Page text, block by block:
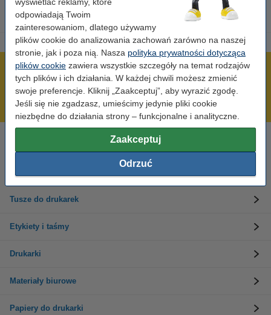
odpowiadają Twoim
zainteresowaniom, dlatego używamy
plików cookie do analizowania zachowań zarówno na naszej
stronie, jak i poza nią. Nasza polityka prywatności dotycząca
plików cookie zawiera wszystkie szczegóły na temat rodzajów
tych plików i ich działania. W każdej chwili możesz zmienić
swoje preferencje. Kliknij „Zaakceptuj”, aby wyrazić zgodę.
Jeśli się nie zgadzasz, umieścimy jedynie pliki cookie
niezbędne do działania strony – funkcjonalne i analityczne.
Zaakceptuj
Odrzuć
600 tysięcy zadowolonych klientów
Wysyłka już dzisiaj!
Najniższe ceny!
Potrzebujesz pomocy?
Skontaktuj się z nami 123 123 270
Pn-Pt od 8:00 do 16:00
Tusze do drukarek
Etykiety i taśmy
Drukarki
Materiały biurowe
Papiery do drukarki